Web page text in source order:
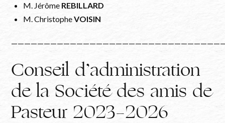
M. Jérôme REBILLARD
M. ChristopheVOISIN
Conseil d’administration
de la Société des amis de
Pasteur 2023-2026